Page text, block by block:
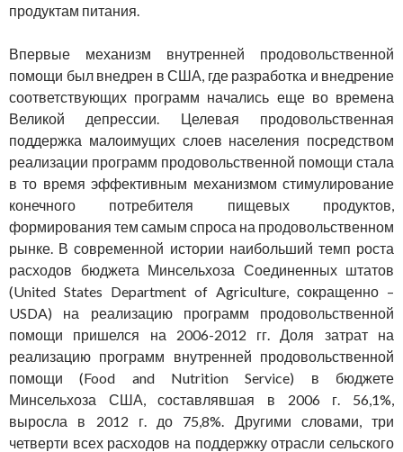
продуктам питания.
Впервые механизм внутренней продовольственной
помощи был внедрен в США, где разработка и внедрение
соответствующих программ начались еще во времена
Великой депрессии. Целевая продовольственная
поддержка малоимущих слоев населения посредством
реализации программ продовольственной помощи стала
в то время эффективным механизмом стимулирование
конечного потребителя пищевых продуктов,
формирования тем самым спроса на продовольственном
рынке. В современной истории наибольший темп роста
расходов бюджета Минсельхоза Соединенных штатов
(United States Department of Agriculture, сокращенно –
USDA) на реализацию программ продовольственной
помощи пришелся на 2006-2012 гг. Доля затрат на
реализацию программ внутренней продовольственной
помощи (Food and Nutrition Service) в бюджете
Минсельхоза США, составлявшая в 2006 г. 56,1%,
выросла в 2012 г. до 75,8%. Другими словами, три
четверти всех расходов на поддержку отрасли сельского